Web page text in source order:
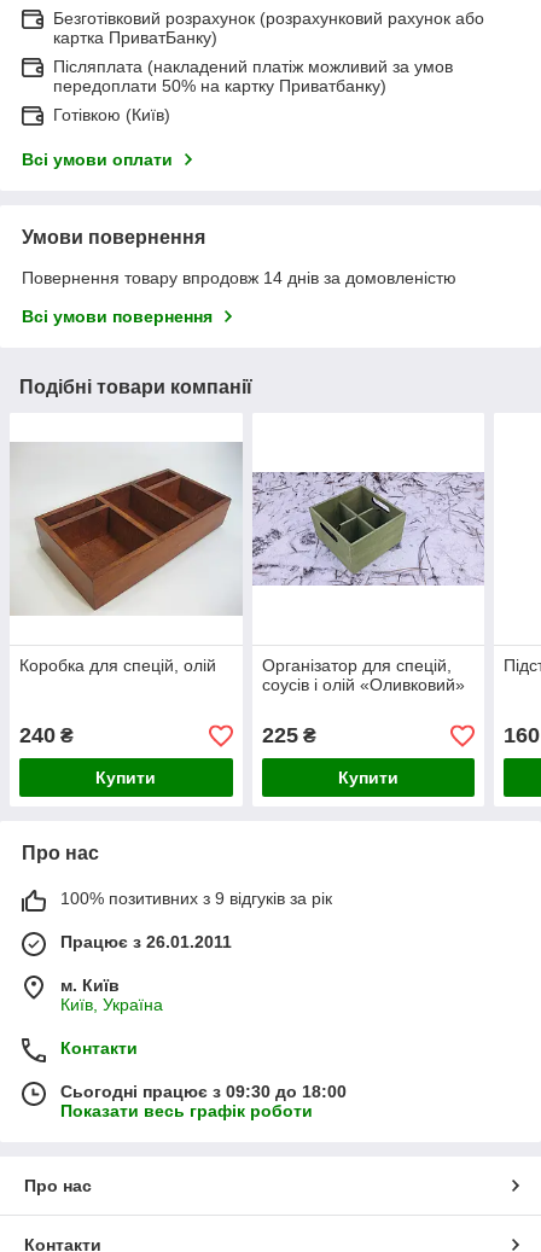
Безготівковий розрахунок (розрахунковий рахунок або
картка ПриватБанку)
Післяплата (накладений платіж можливий за умов
передоплати 50% на картку Приватбанку)
Готівкою (Київ)
Всі умови оплати
Умови повернення
Повернення товару впродовж 14 днів за домовленістю
Всі умови повернення
Подібні товари компанії
Коробка для спецій, олій
240 ₴
Купити
Організатор для спецій,
соусів і олій «Оливковий»
225₴
Купити
160
Про нас
100% позитивних з 9 відгуків за рік
Працює з 26.01.2011
м. Київ
Київ, Україна
Контакти
Сьогодні працює з 09:30 до 18:00
Показати весь графік роботи
Про нас
Контакти